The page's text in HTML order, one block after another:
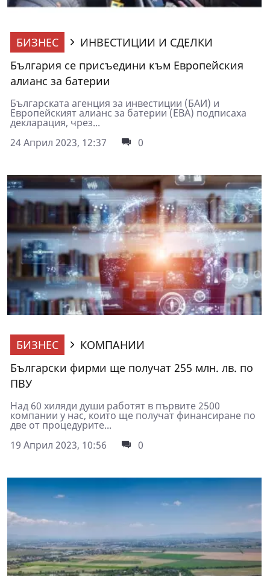
БИЗНЕС
ИНВЕСТИЦИИ И СДЕЛКИ
България се присъедини към Европейския
алианс за батерии
Българската агенция за инвестиции (БАИ) и
Европейският алианс за батерии (ЕВА) подписаха
декларация, чрез...
24 Април 2023, 12:37
0
БИЗНЕС
КОМПАНИИ
Български фирми ще получат 255 млн. лв. по
ПВУ
Над 60 хиляди души работят в първите 2500
компании у нас, които ще получат финансиране по
две от процедурите...
19 Април 2023, 10:56
0